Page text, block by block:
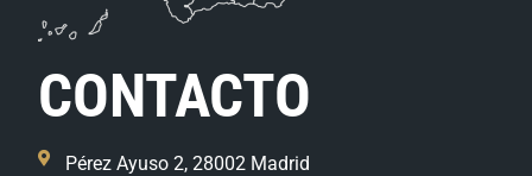
CONTACTO
Pérez Ayuso 2, 28002 Madrid